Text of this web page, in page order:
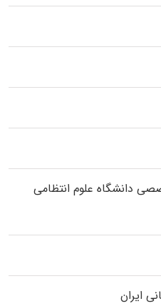
داﻧﺸﮕﺎه ﻋﻠﻮم انتظامی
ایران